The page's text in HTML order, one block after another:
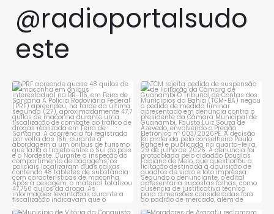
@radioportalsudo
este
PRF apreende quase 48 quilos
de maconha em ônibus...
1 0
TCM rejeita pedido de
suspensão de licitação da...
1 0